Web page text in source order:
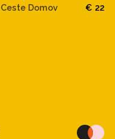
Domov € 22